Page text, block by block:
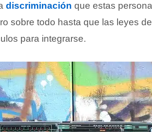
discriminación que estas
sobre todo hasta que las leyes
para integrarse.